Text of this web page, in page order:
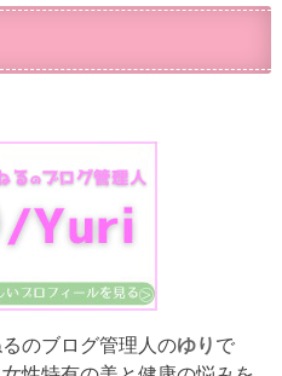
のブログ管理人のゆり で